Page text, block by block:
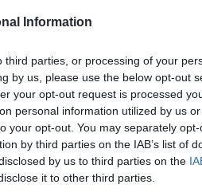
Information
parties, or processing of your
by us, please use the below opt-out
your opt-out request is processed
personal information utilized by us
your opt-out. You may separately
by third parties on the IAB’s list of
by us to third parties on the
it to other third parties.
Anche se da
finanziari
Bruxelles) «più che
percorso. Il
di certezza
ha spiegato
Finanziaria, che
sulla
si è visto tagliare
a Come States?
e la strategia